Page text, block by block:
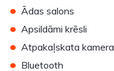
• Ādas salons
• Apsildāmi krēsli
• Atpakaļskata kamera
• Bluetooth